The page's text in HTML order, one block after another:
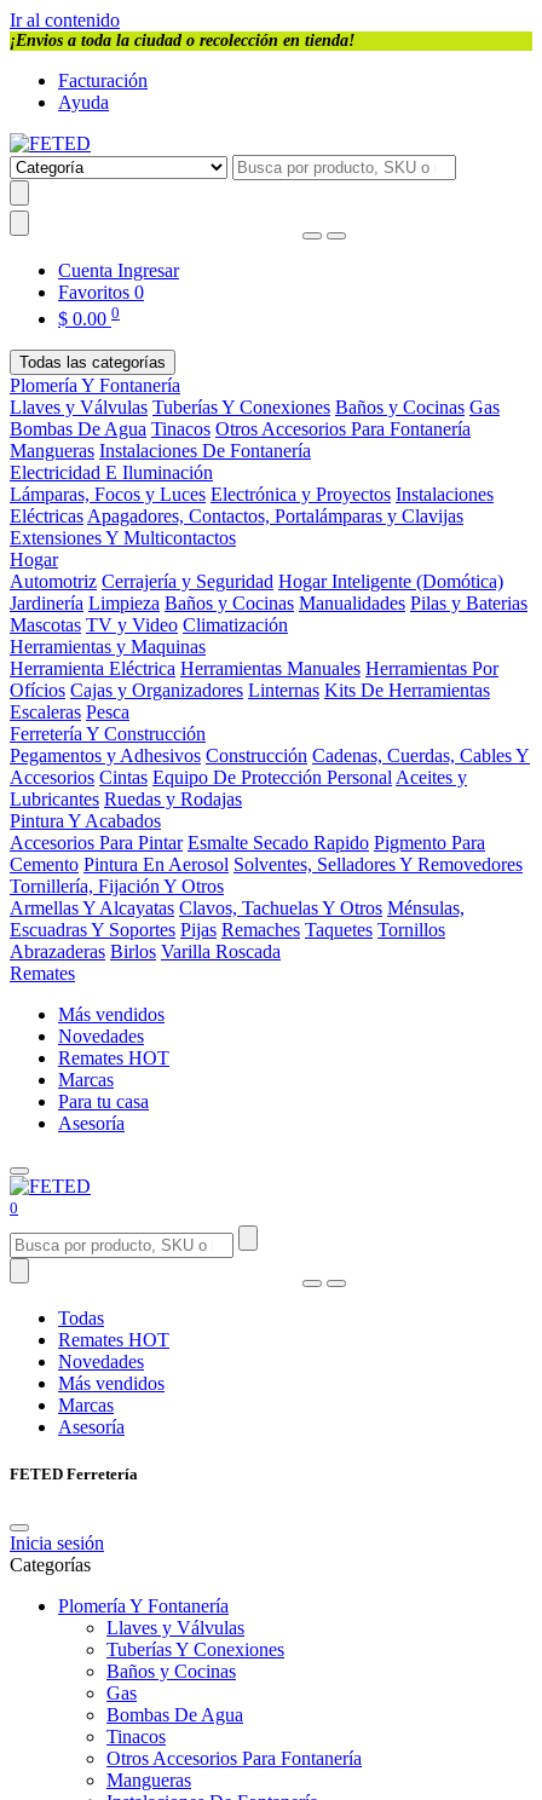
Ir al contenido
¡Envios a toda la ciudad o recolección en tienda!
Facturación
Ayuda
Cuenta Ingresar
Favoritos 0
$ 0.00 0
Todas las categorías
Plomería Y Fontanería
Llaves y Válvulas Tuberías Y Conexiones Baños y Cocinas Gas
Bombas De Agua Tinacos Otros Accesorios Para Fontanería
Mangueras Instalaciones De Fontanería
Electricidad E Iluminación
Lámparas, Focos y Luces Electrónica y Proyectos Instalaciones
Eléctricas Apagadores, Contactos, Portalámparas y Clavijas
Extensiones Y Multicontactos
Hogar
Automotriz Cerrajería y Seguridad Hogar Inteligente (Domótica)
Jardinería Limpieza Baños y Cocinas Manualidades Pilas y Baterias
Mascotas TV y Video Climatización
Herramientas y Maquinas
Herramienta Eléctrica Herramientas Manuales Herramientas Por
Ofícios Cajas y Organizadores Linternas Kits De Herramientas
Escaleras Pesca
Ferretería Y Construcción
Pegamentos y Adhesivos Construcción Cadenas, Cuerdas, Cables Y
Accesorios Cintas Equipo De Protección Personal Aceites y
Lubricantes Ruedas y Rodajas
Pintura Y Acabados
Accesorios Para Pintar Esmalte Secado Rapido Pigmento Para
Cemento Pintura En Aerosol Solventes, Selladores Y Removedores
Tornillería, Fijación Y Otros
Armellas Y Alcayatas Clavos, Tachuelas Y Otros Ménsulas,
Escuadras Y Soportes Pijas Remaches Taquetes Tornillos
Abrazaderas Birlos Varilla Roscada
Remates
Más vendidos
Novedades
Remates HOT
Marcas
Para tu casa
Asesoría
0
Todas
Remates HOT
Novedades
Más vendidos
Marcas
Asesoría
FETED Ferretería
Inicia sesión
Categorías
Plomería Y Fontanería
Llaves y Válvulas
Tuberías Y Conexiones
Baños y Cocinas
Gas
Bombas De Agua
Tinacos
Otros Accesorios Para Fontanería
Mangueras